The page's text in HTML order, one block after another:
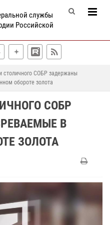
службы
Российской
столичного СОБР задержаны
обороте золота
СОБР
В
ЗОЛОТА